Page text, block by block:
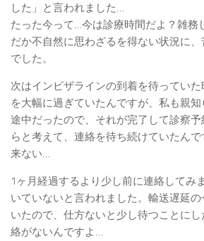
した」と言われました…
たった今って…今は診療時間だよ？雑務
だか不自然に思わざるを得ない状況に
でした。
次はインビザラインの到着を待ってい
を大幅に過ぎていたんですが、私も親
途中だったので、それが完了して診察
らと考えて、連絡を待ち続けていたん
来ない…
1ヶ月経過するより少し前に連絡してみ
いていないと言われました。輸送遅延
いたので、仕方ないと少し待つことに
絡がないんですよ…